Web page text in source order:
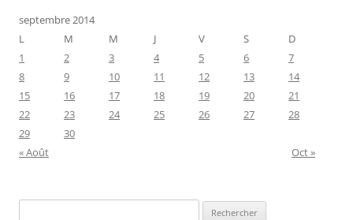
septembre 2014
L
M M J V S
D
1
2 3 4 5 6
7
8
9 10 11 12 13
14
15
16 17 18 19 20
21
22
23 24 25 26 27
28
29
30
« Août
Oct »